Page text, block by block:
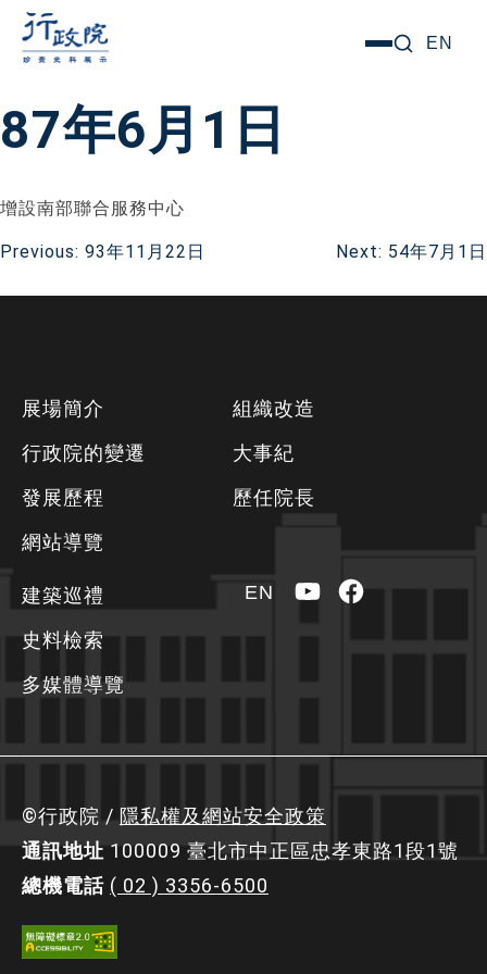
要
內
選
EN
87年6月1日
增設南部聯合服務中心
文
覽
Previous: 93年11月22日 Next: 54年7月1日
展場簡介
行政院的變遷
發展歷程
網站導覽
組織改造
大事紀
歷任院長
建築巡禮
史料檢索
多媒體導覽
EN YouTubeFacebook
©行政院 / 隱私權及網站安全政策
通訊地址 100009 臺北市中正區忠孝東路1段1號
總機電話 ( 02 ) 3356-6500